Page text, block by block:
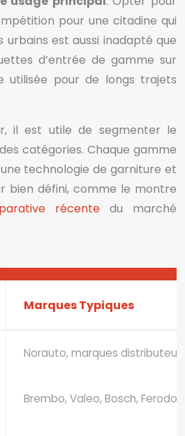
pour une citadine qui
est aussi inadapté que
d’entrée de gamme sur
utilisée pour de longs trajets
il est utile de segmenter le
catégories. Chaque gamme
technologie de garniture et
bien défini, comme le montre
récente du marché
Marques Typiques
Norauto, marques distributeur
Brembo, Valeo, Bosch, Ferodo